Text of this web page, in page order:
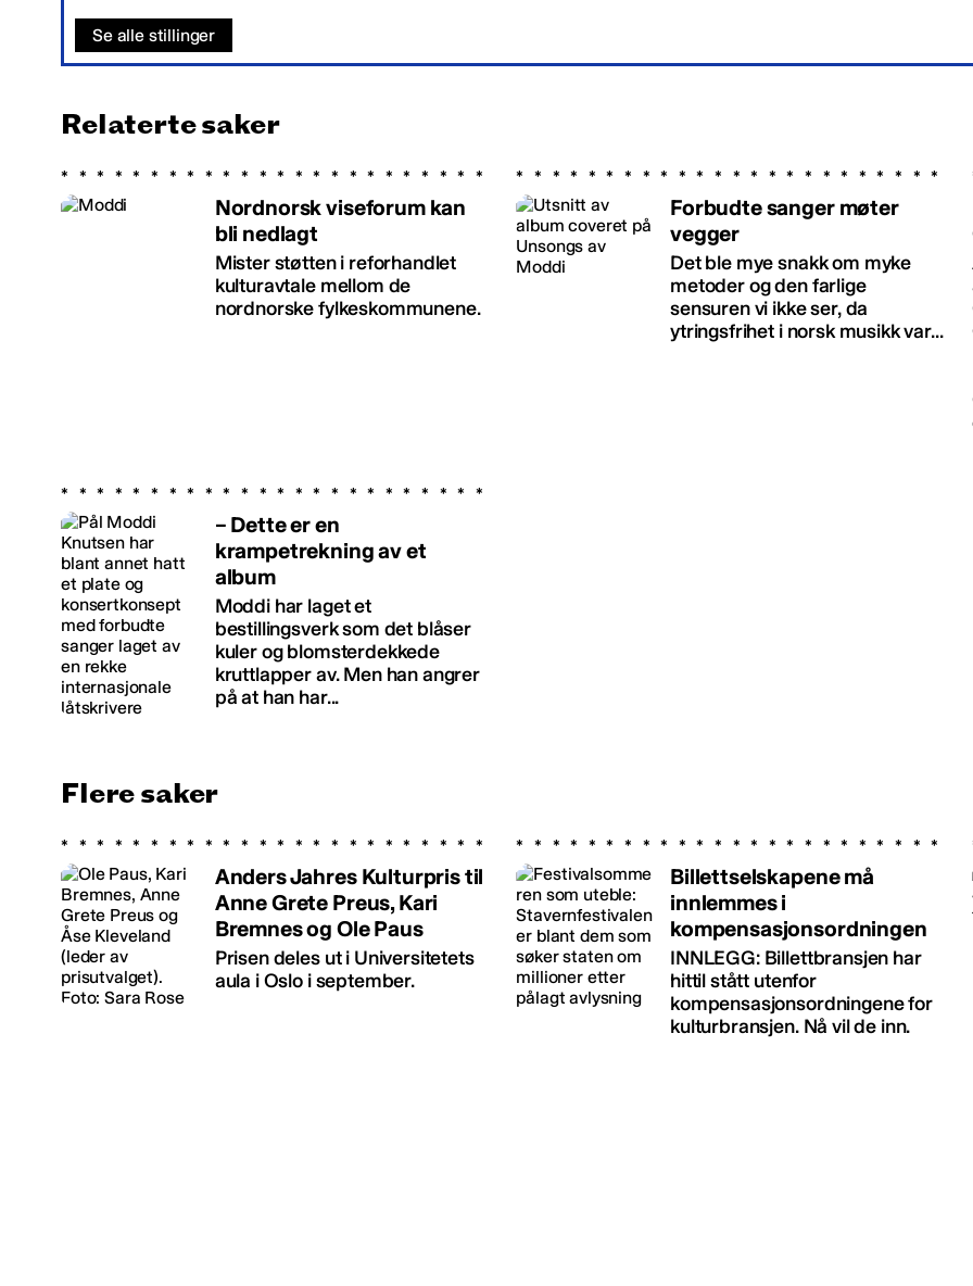
Se alle stillinger
Relaterte saker
Nordnorsk viseforum kan
bli nedlagt
Mister støtten i reforhandlet
kulturavtale mellom de
nordnorske fylkeskommunene.
Forbudte sanger møter
vegger
Det ble mye snakk om myke
metoder og den farlige
sensuren vi ikke ser, da
ytringsfrihet i norsk musikk var...
– Dette er en
krampetrekning av et
album
Moddi har laget et
bestillingsverk som det blåser
kuler og blomsterdekkede
kruttlapper av. Men han angrer
på at han har...
Flere saker
Anders Jahres Kulturpris til
Anne Grete Preus, Kari
Bremnes og Ole Paus
Prisen deles ut i Universitetets
aula i Oslo i september.
Billettselskapene må
innlemmes i
kompensasjonsordningen
INNLEGG: Billettbransjen har
hittil stått utenfor
kompensasjonsordningene for
kulturbransjen. Nå vil de inn.